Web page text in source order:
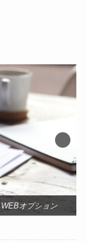
WEBオプション